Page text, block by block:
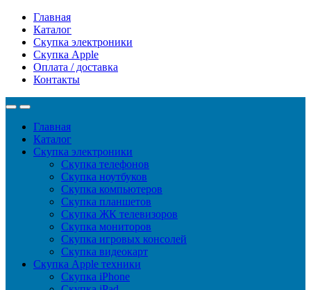
Главная
Каталог
Скупка электроники
Скупка Apple
Оплата / доставка
Контакты
Главная
Каталог
Скупка электроники
Скупка телефонов
Скупка ноутбуков
Скупка компьютеров
Скупка планшетов
Скупка ЖК телевизоров
Скупка мониторов
Скупка игровых консолей
Скупка видеокарт
Скупка Apple техники
Скупка iPhone